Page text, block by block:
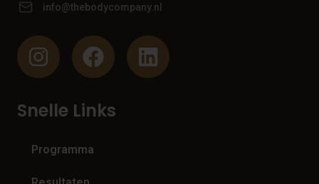
info@thebodycompany.nl
Snelle Links
Programma